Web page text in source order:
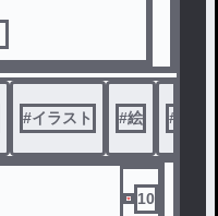
#イラスト #絵 #
10